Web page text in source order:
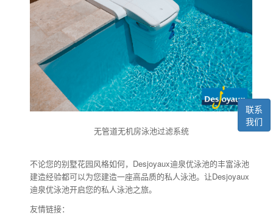
联系
我们
无管道无机房泳池过滤系统
不论您的别墅花园风格如何，Desjoyaux迪泉优泳池的丰富泳池
建造经验都可以为您建造一座高品质的私人泳池。让Desjoyaux
迪泉优泳池开启您的私人泳池之旅。
友情链接：